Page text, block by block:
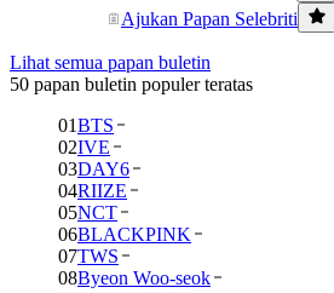
Ajukan Papan Selebriti
Lihat semua papan buletin
50 papan buletin populer teratas
01BTS
02IVE
03DAY6
04RIIZE
05NCT
06BLACKPINK
07TWS
08Byeon Woo-seok